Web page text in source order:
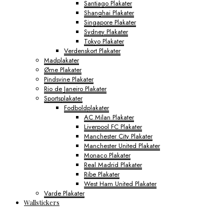
Santiago Plakater
Shanghai Plakater
Singapore Plakater
Sydney Plakater
Tokyo Plakater
Verdenskort Plakater
Madplakater
Ørne Plakater
Pindsvine Plakater
Rio de Janeiro Plakater
Sportsplakater
Fodboldplakater
AC Milan Plakater
Liverpool FC Plakater
Manchester City Plakater
Manchester United Plakater
Monaco Plakater
Real Madrid Plakater
Ribe Plakater
West Ham United Plakater
Varde Plakater
Wallstickers